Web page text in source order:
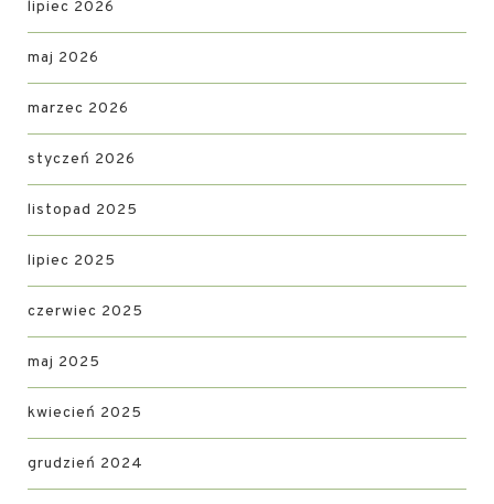
lipiec 2026
maj 2026
marzec 2026
styczeń 2026
listopad 2025
lipiec 2025
czerwiec 2025
maj 2025
kwiecień 2025
grudzień 2024